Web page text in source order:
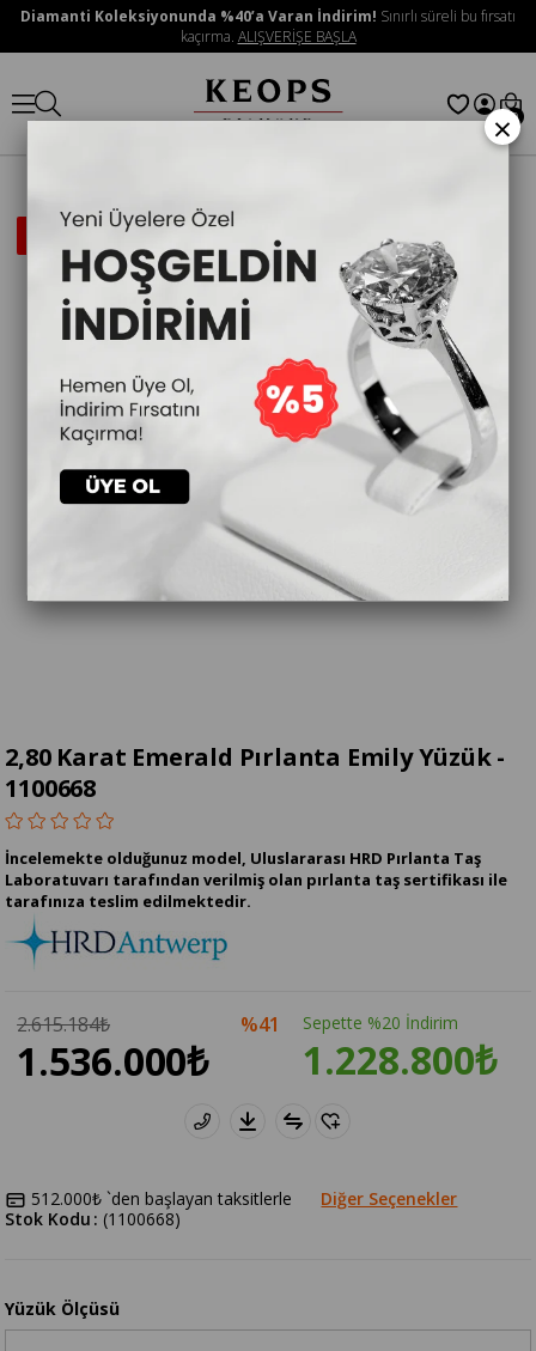
Diamanti Koleksiyonunda %40’a Varan İndirim! Sınırlı süreli bu fırsatı
kaçırma. ALIŞVERİŞE BAŞLA
0
İNDIRIMLI
2,80 Karat Emerald Pırlanta Emily Yüzük -
1100668
İncelemekte olduğunuz model, Uluslararası HRD Pırlanta Taş
Laboratuvarı tarafından verilmiş olan pırlanta taş sertifikası ile
tarafınıza teslim edilmektedir.
2.615.184₺
1.536.000₺
41 Sepette %20 İndirim
1.228.800₺
512.000₺ `den başlayan taksitlerle
Diğer Seçenekler
(1100668)
Stok Kodu
Yüzük Ölçüsü
×